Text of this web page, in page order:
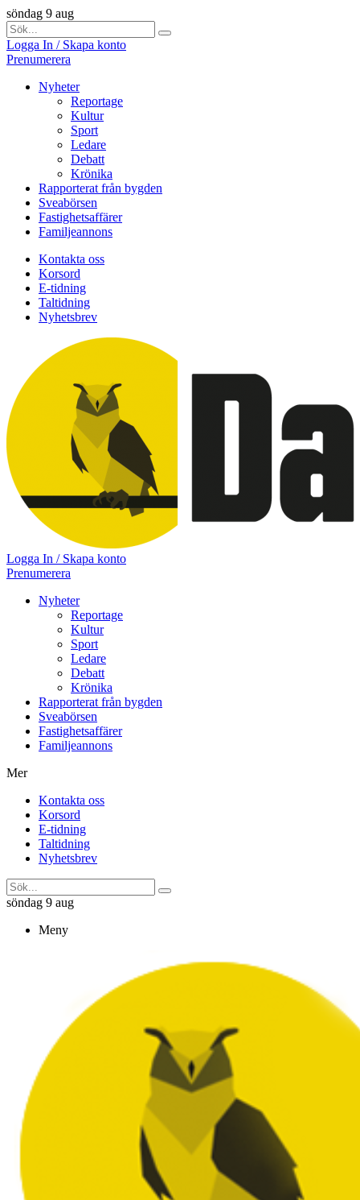
söndag 9 aug
Logga In / Skapa konto
Prenumerera
Nyheter
Reportage
Kultur
Sport
Ledare
Debatt
Krönika
Rapporterat från bygden
Sveabörsen
Fastighetsaffärer
Familjeannons
Kontakta oss
Korsord
E-tidning
Taltidning
Nyhetsbrev
Logga In / Skapa konto
Prenumerera
Nyheter
Reportage
Kultur
Sport
Ledare
Debatt
Krönika
Rapporterat från bygden
Sveabörsen
Fastighetsaffärer
Familjeannons
Mer
Kontakta oss
Korsord
E-tidning
Taltidning
Nyhetsbrev
söndag 9 aug
Meny